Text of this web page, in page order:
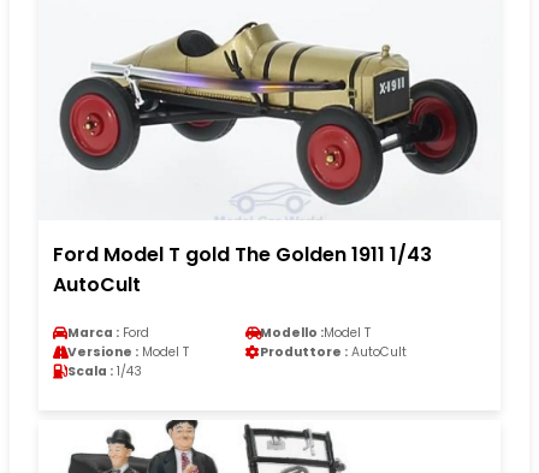
Ford Model T gold The Golden 1911 1/43
AutoCult
Marca : Ford Modello :Model T
Versione : Model T Produttore : AutoCult
Scala : 1/43